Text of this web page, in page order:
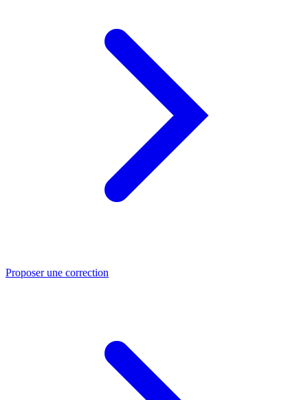
Proposer une correction